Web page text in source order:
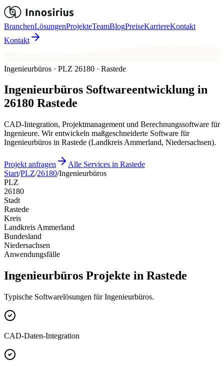
BranchenLösungenProjekteTeamBlogPreiseKarriereKontakt
Kontakt
Ingenieurbüros · PLZ 26180 · Rastede
Ingenieurbüros Softwareentwicklung in
26180 Rastede
CAD-Integration, Projektmanagement und Berechnungssoftware für
Ingenieure. Wir entwickeln maßgeschneiderte Software für
Ingenieurbüros in Rastede (Landkreis Ammerland, Niedersachsen).
Projekt anfragen
Alle Services in Rastede
Start/PLZ/26180/Ingenieurbüros
PLZ
26180
Stadt
Rastede
Kreis
Landkreis Ammerland
Bundesland
Niedersachsen
Anwendungsfälle
Ingenieurbüros Projekte in Rastede
Typische Softwarelösungen für Ingenieurbüros.
CAD-Daten-Integration